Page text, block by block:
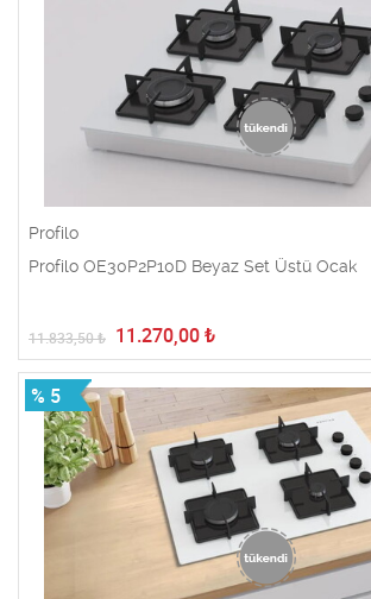
Profilo
Profilo OE30P2P10D Beyaz Set Üstü Ocak
11.833,50₺ 11.270,00 ₺
% 5